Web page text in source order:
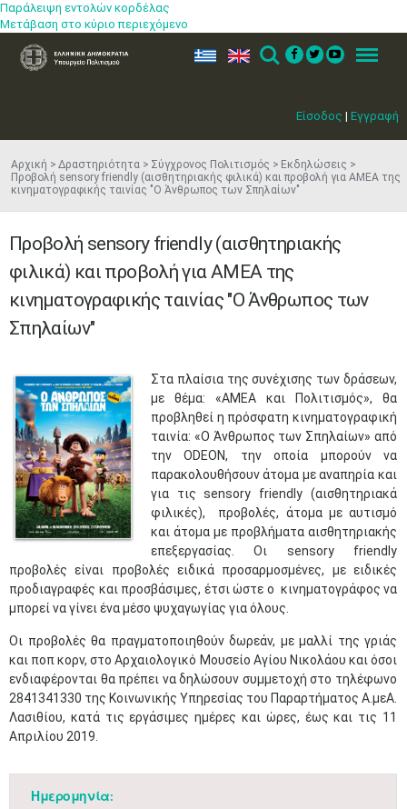
Παράλειψη εντολών κορδέλας
Μετάβαση στο κύριο περιεχόμενο
Είσοδος | Εγγραφή
ελ en Search Menu
Αρχική Δραστηριότητα Σύγχρονος Πολιτισμός
Εκδηλώσεις
Προβολή sensory friendly (αισθητηριακής φιλικά) και προβολή για ΑΜΕΑ της
κινηματογραφικής ταινίας "Ο Άνθρωπος των Σπηλαίων"
Προβολή sensory friendly (αισθητηριακής
φιλικά) και προβολή για ΑΜΕΑ της
κινηματογραφικής ταινίας "Ο Άνθρωπος των
Σπηλαίων"
Στα πλαίσια της συνέχισης των δράσεων,
με θέμα: «ΑΜΕΑ και Πολιτισμός», θα
προβληθεί η πρόσφατη κινηματογραφική
ταινία: «Ο Άνθρωπος των Σπηλαίων» από
τηνODEON, την οποία μπορούν να
παρακολουθήσουν άτομα με αναπηρία και
για τιςsensory friendly (αισθητηριακά
φιλικές),
προβολές, άτομα με αυτισμό
και άτομα με προβλήματα αισθητηριακής
επεξεργασίας. Οι sensory
friendly
προβολές είναι προβολές ειδικά προσαρμοσμένες, με ειδικές
προδιαγραφές και προσβάσιμες, έτσι ώστε ο κινηματογράφος να
μπορεί να γίνει ένα μέσο ψυχαγωγίας για όλους.
Οι προβολές θα πραγματοποιηθούν δωρεάν, με μαλλί της γριάς
και ποπ κορν, στο Αρχαιολογικό Μουσείο Αγίου Νικολάου και όσοι
ενδιαφέρονται θα πρέπει να δηλώσουν συμμετοχή στο τηλέφωνο
2841341330 της Κοινωνικής Υπηρεσίας του Παραρτήματος Α.μεΑ.
Λασιθίου, κατά τις εργάσιμες ημέρες και ώρες, έως και τις 11
Απριλίου 2019.​
Ημερομηνία: